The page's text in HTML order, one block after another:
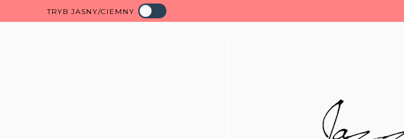
TRYB JASNY/CIEMNY